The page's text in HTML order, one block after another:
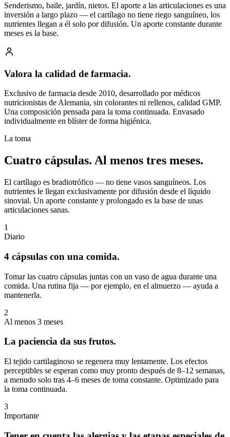
Senderismo, baile, jardín, nietos. El aporte a las articulaciones es una
inversión a largo plazo — el cartílago no tiene riego sanguíneo, los
nutrientes llegan a él solo por difusión. Un aporte constante durante
meses es la base.
Valora la calidad de farmacia.
Exclusivo de farmacia desde 2010, desarrollado por médicos
nutricionistas de Alemania, sin colorantes ni rellenos, calidad GMP.
Una composición pensada para la toma continuada. Envasado
individualmente en blíster de forma higiénica.
La toma
Cuatro cápsulas. Al menos tres meses.
El cartílago es bradiotrófico — no tiene vasos sanguíneos. Los
nutrientes le llegan exclusivamente por difusión desde el líquido
sinovial. Un aporte constante y prolongado es la base de unas
articulaciones sanas.
1
Diario
4 cápsulas con una comida.
Tomar las cuatro cápsulas juntas con un vaso de agua durante una
comida. Una rutina fija — por ejemplo, en el almuerzo — ayuda a
mantenerla.
2
Al menos 3 meses
La paciencia da sus frutos.
El tejido cartilaginoso se regenera muy lentamente. Los efectos
perceptibles se esperan como muy pronto después de 8–12 semanas,
a menudo solo tras 4–6 meses de toma constante. Optimizado para
la toma continuada.
3
Importante